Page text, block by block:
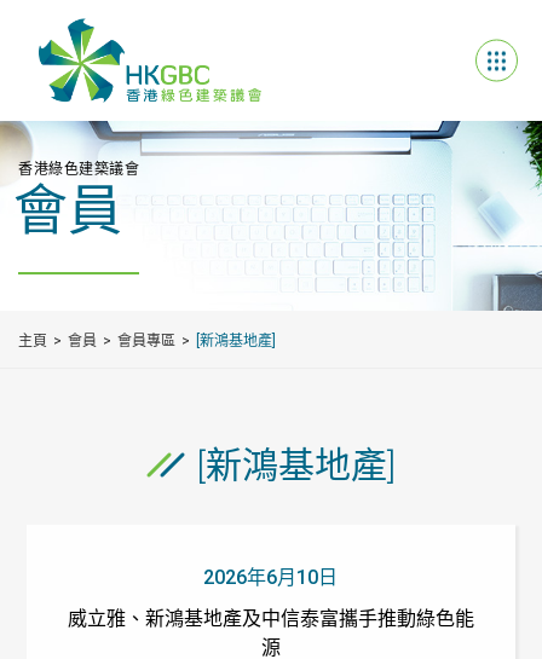
香港綠色建築議會
會員
主頁 會員 會員專區 [新鴻基地產]
[新鴻基地產]
2026年6月10日
威立雅、新鴻基地產及中信泰富攜手推動綠色能
源